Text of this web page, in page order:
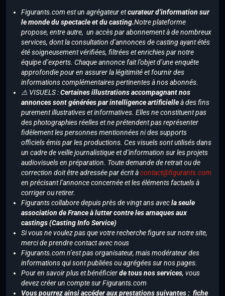
Figurants.com est un agrégateur etcurateur d’information sur
le monde du spectacle et du casting.Notre plateforme
propose, entre autre, un accès par abonnement à de nombreux
services, dont la consultation d’annonces de casting ayant étés
été soigneusement vérifiées, filtrées et enrichies par notre
équipe d’experts. Chaque annonce fait l’objet d’une enquête
approfondie pour en assurer la légitimité et fournir des
informations complémentaires pertinentes à nos abonnés.
⚠️ VISUELS :Certaines illustrations accompagnant nos
annonces sont générées par intelligence artificielleà des fins
purement illustratives et informatives. Elles ne constituent pas
des photographies réelles et ne prétendent pas représenter
fidèlement les personnes mentionnées ni des supports
officiels émis par les productions. Ces visuels sont utilisés dans
un cadre de veille journalistique et d’information sur les projets
audiovisuels en préparation. Toute demande de retrait ou de
correction doit être adressée par écrit àcontact@figurants.com
en précisant l’annonce concernée et les éléments factuels à
corriger ou retirer.
Figurants collabore depuis près de vingt ans avecla seule
association de France à lutter contre les arnaques aux
castings (Casting Info Service)
Si vous ne voulez pas que votre recherche figure sur notre site,
merci de prendre contact avec nous
Figurants.com n’est pas organisateur, mais modérateur des
informations qui sont publiées ou agrégées sur nos pages.
Pour en savoir plus et bénéficierde tous nos services, vous
devez créer un compte sur Figurants.com
Vous pourrez ainsi accéder aux prestations suivantes : fiche